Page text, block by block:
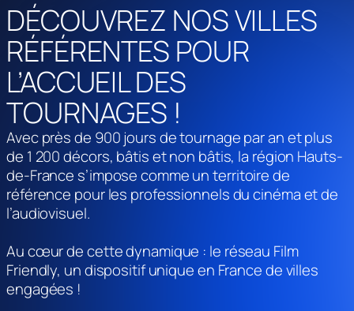
DÉCOUVREZ NOS VILLES
RÉFÉRENTES POUR
L’ACCUEIL DES
TOURNAGES !
Avec près de 900 jours de tournage par an et plus
de 1 200 décors, bâtis et non bâtis, la région Hauts-
de-France s’impose comme un territoire de
référence pour les professionnels du cinéma et de
l’audiovisuel.
Au cœur de cette dynamique : le réseau Film
Friendly, un dispositif unique en France de villes
engagées !